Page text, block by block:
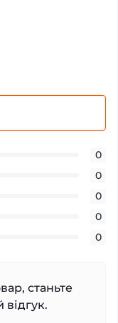
0
0
0
0
0
станьте